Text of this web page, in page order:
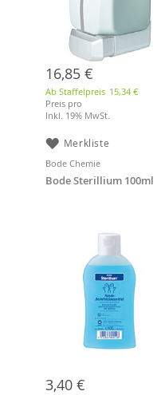
16,85 €
Ab Staffelpreis 15,34 €
Preis pro
Inkl. 19% MwSt.
Merkliste
Bode Chemie
Bode Sterillium 100ml
3,40 €